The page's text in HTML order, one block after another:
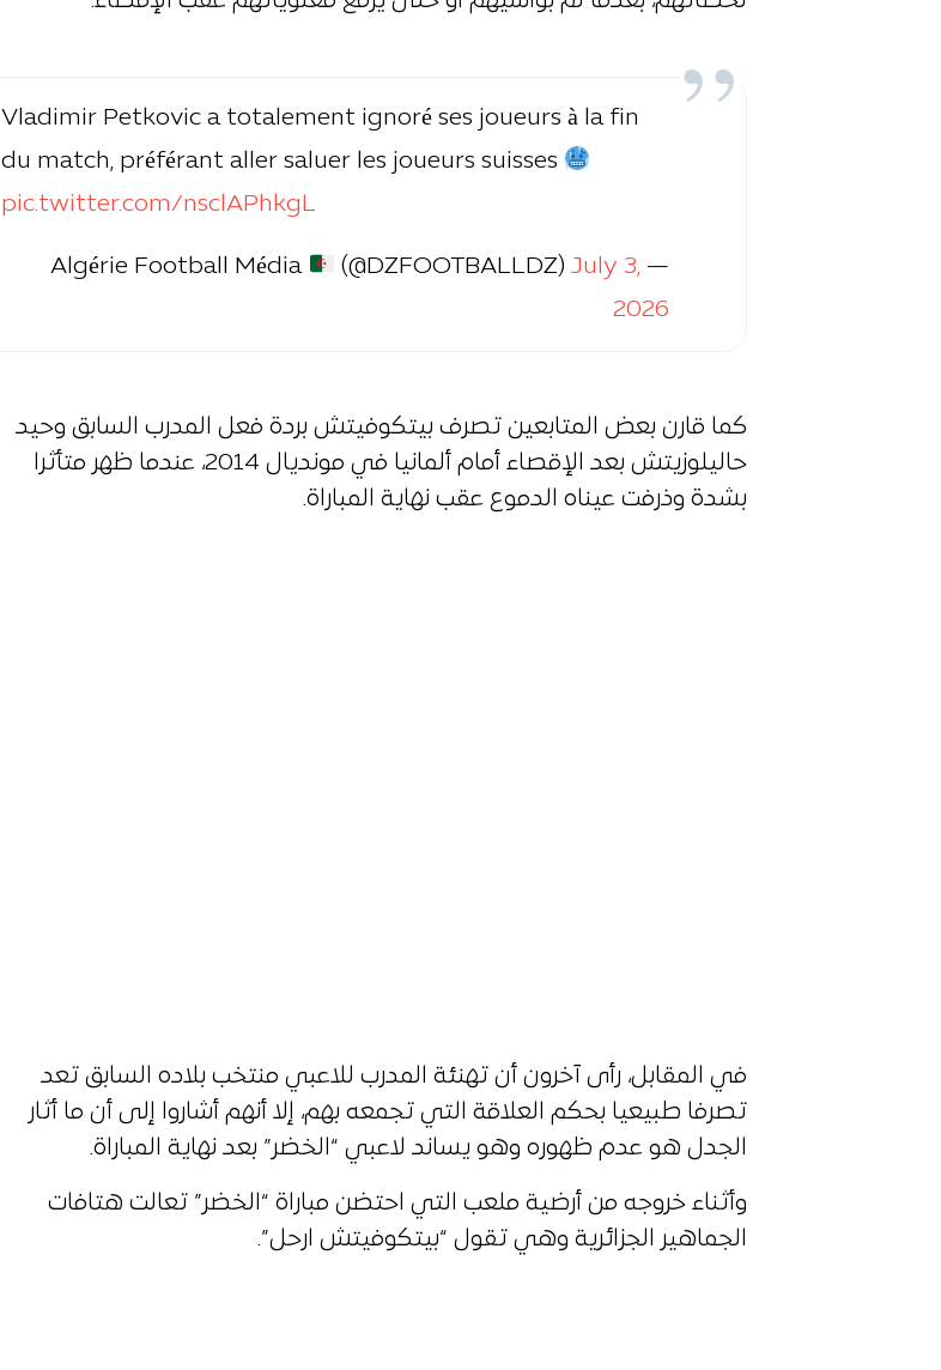
Vladimir Petkovic a totalement ignoré ses joueurs à la fin
du match, préférant aller saluer les joueurs suisses
pic.twitter.com/nsclAPhkgL
— Algérie Football Média
(@DZFOOTBALLDZ) July 3,
2026
كما قارن بعض المتابعين تصرف بيتكوفيتش بردة فعل المدرب السابق وحيد
حاليلوزيتش بعد الإقصاء أمام ألمانيا في مونديال 2014، عندما ظهر متأثرا
بشدة وذرفت عيناه الدموع عقب نهاية المباراة.
في المقابل، رأى آخرون أن تهنئة المدرب للاعبي منتخب بلاده السابق تعد
تصرفا طبيعيا بحكم العلاقة التي تجمعه بهم، إلا أنهم أشاروا إلى أن ما أثار
الجدل هو عدم ظهوره وهو يساند لاعبي “الخضر” بعد نهاية المباراة.
وأثناء خروجه من أرضية ملعب التي احتضن مباراة “الخضر” تعالت هتافات
الجماهير الجزائرية وهي تقول “بيتكوفيتش ارحل”.